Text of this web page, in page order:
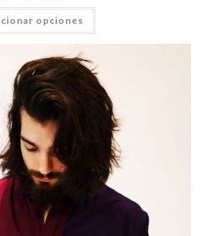
opciones